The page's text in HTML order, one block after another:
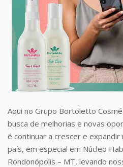
Aqui no Grupo Bortoletto
busca de melhorias e novas
é continuar a crescer e
país, em especial em Núcleo
Rondonópolis – MT, levando